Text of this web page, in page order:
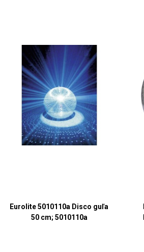
Eurolite 5010110a Disco guľa
50 cm; 5010110a